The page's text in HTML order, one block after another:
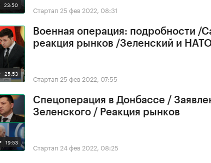
23:50 Стартап 25 фев 2022, 08:31
25:53
Военная операция: подробности /
реакция рынков /Зеленский и
Стартап 25 фев 2022, 07:55
19:53
Спецоперация в Донбассе /
Зеленского / Реакция рынков
Стартап 24 фев 2022, 08:25